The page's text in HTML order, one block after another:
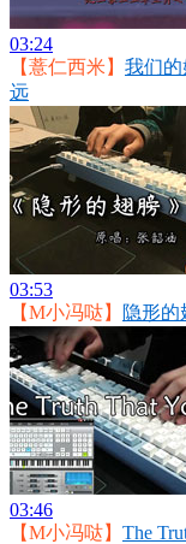
03:24
【薏仁西米】 我们的
远
03:53
【M小冯哒】
隐形的
03:46
【M小冯哒】 The